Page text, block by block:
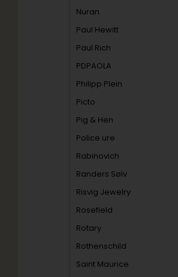
Nuran
Paul Hewitt
Paul Rich
PDPAOLA
Philipp Plein
Picto
Pig & Hen
Police ure
Rabinovich
Randers Sølv
Risvig Jewelry
Rosefield
Rotary
Rothenschild
Saint Maurice